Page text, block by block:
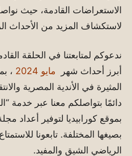
الاستعراضات القادمة، حيث
لاستكشاف المزيد من الأحداث
ندعوكم لمتابعتنا في الحلقة
أبرز أحداث شهر
مايو 2024
،
المثيرة في الأندية المصرية
دائمًا بتواصلكم معنا عبر خدمة
بموقع كورابيديا لتوفير أعداد
بصيغها المختلفة. تابعونا
الرياضي الشيق والمفيد.